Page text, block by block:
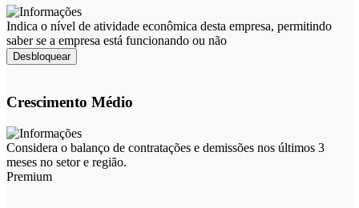
Indica o nível de atividade econômica desta empresa, permitindo
saber se a empresa está funcionando ou não
Desbloquear
Crescimento Médio
Considera o balanço de contratações e demissões nos últimos 3
meses no setor e região.
Premium